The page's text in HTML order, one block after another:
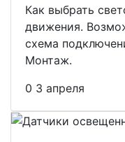
Как выбрать
движения.
схема
Монтаж.
0 3 апреля